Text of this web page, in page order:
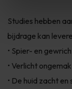
Studies hebben
bijdrage kan
• Spier- en
• Verlicht
• De huid zacht